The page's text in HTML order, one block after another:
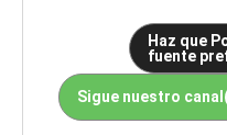
Haz que
fuente
Sigue nuestro canal